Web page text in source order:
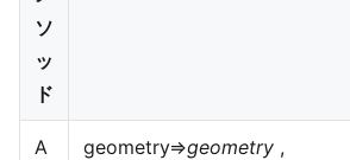
ソ
ッ
ド
A
geometry=>geometry ,